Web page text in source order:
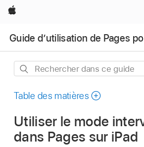
Apple
Guide d’utilisation de Pages
Rechercher
ce
Table des matières
Utiliser le mode
dans Pages sur iPad